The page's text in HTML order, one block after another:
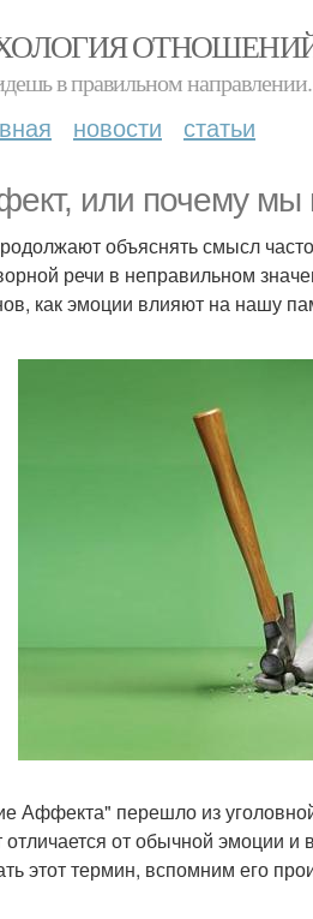
в правильном
новости статьи
или почему мы
объяснять смысл
речи в неправильном
как эмоции влияют на нашу
Аффекта" перешло из
от обычной эмоции и
этот термин, вспомним его